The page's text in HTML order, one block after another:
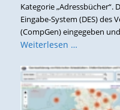
Kategorie „Adressbücher“.
Eingabe-System (DES) des
(CompGen) eingegeben
Weiterlesen …